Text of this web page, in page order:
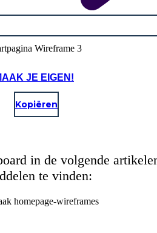
JE EIGEN!
Kopiëren
in de volgende
te vinden: